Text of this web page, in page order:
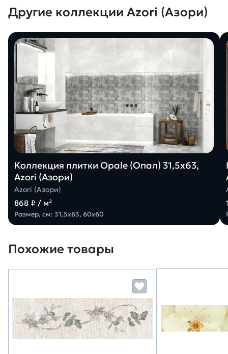
Другие коллекции Azori (Азори)
Коллекция плитки Opale (Опал) 31,5х63,
Azori (Азори)
Azori (Азори)
868 ₽ / м²
Размер, см: 31,5х63, 60х60
Похожие товары